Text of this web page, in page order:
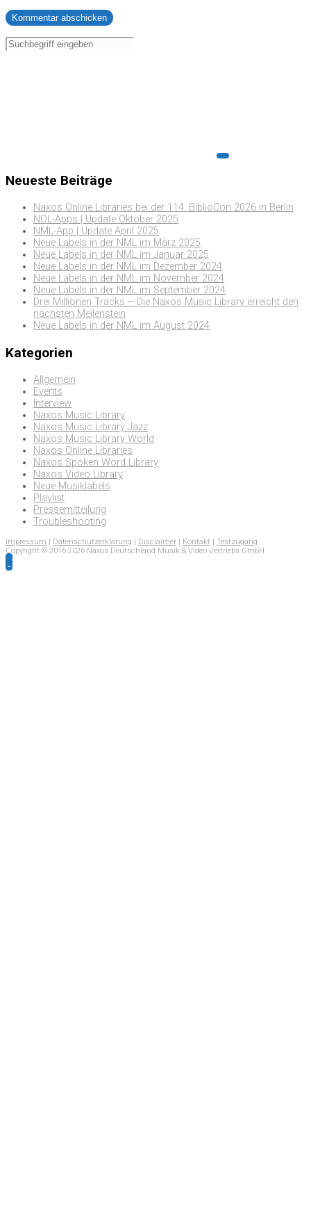
Neueste Beiträge
Naxos Online Libraries bei der 114. BiblioCon 2026 in Berlin
NOL-Apps | Update Oktober 2025
NML-App | Update April 2025
Neue Labels in der NML im März 2025
Neue Labels in der NML im Januar 2025
Neue Labels in der NML im Dezember 2024
Neue Labels in der NML im November 2024
Neue Labels in der NML im September 2024
Drei Millionen Tracks – Die Naxos Music Library erreicht den
nächsten Meilenstein
Neue Labels in der NML im August 2024
Kategorien
Allgemein
Events
Interview
Naxos Music Library
Naxos Music Library Jazz
Naxos Music Library World
Naxos Online Libraries
Naxos Spoken Word Library
Naxos Video Library
Neue Musiklabels
Playlist
Pressemitteilung
Troubleshooting
Impressum Datenschutzerklärung Disclaimer Kontakt
Testzugang
Copyright © 2016-2026 Naxos Deutschland Musik & Video Vertriebs-GmbH